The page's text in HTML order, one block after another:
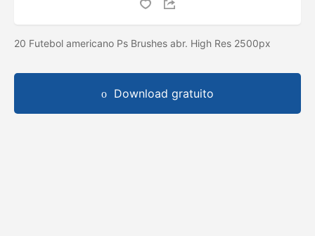
20 Futebol americano Ps Brushes abr. High Res 2500px
Download gratuito